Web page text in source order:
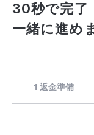
30秒で完了
一緒に進め
1 返金準備